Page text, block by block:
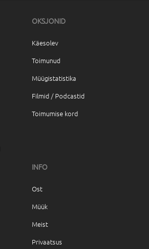
OKSJONID
Käesolev
Toimunud
Müügistatistika
Filmid / Podcastid
Toimumise kord
INFO
Ost
Müük
Meist
Privaatsus